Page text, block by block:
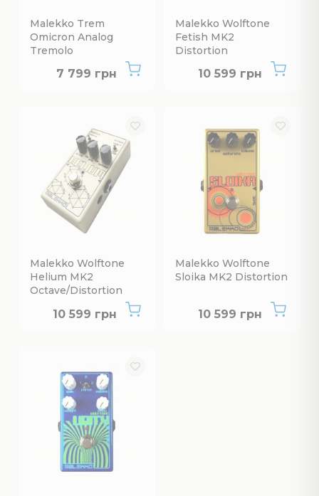
Malekko Trem
Omicron Analog
Tremolo
7 799 грнНет в наличии
Malekko Wolftone
Fetish MK2
Distortion
10 599 грнНет в наличии
Malekko Wolftone
Helium MK2
Octave/Distortion
10 599 грнНет в наличии
Malekko Wolftone
Sloika MK2 Distortion
10 599 грнНет в наличии